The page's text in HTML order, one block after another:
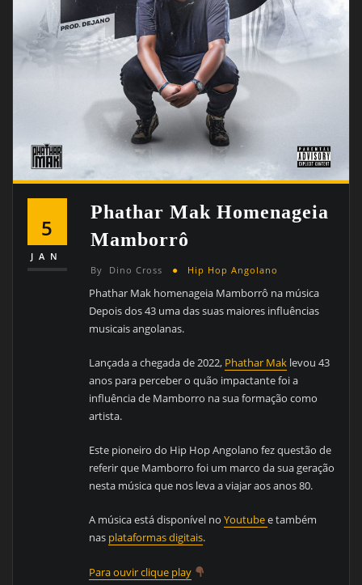
5
JAN
Phathar Mak Homenageia
Mamborrô
By Dino Cross Hip Hop Angolano
Phathar Mak homenageia Mamborrô na música
Depois dos 43 uma das suas maiores influências
musicais angolanas.
Lançada a chegada de 2022, Phathar Mak levou 43
anos para perceber o quão impactante foi a
influência de Mamborro na sua formação como
artista.
Este pioneiro do Hip Hop Angolano fez questão de
referir que Mamborro foi um marco da sua geração
nesta música que nos leva a viajar aos anos 80.
A música está disponível noYoutubee também
nas plataformas digitais.
Para ouvir clique play